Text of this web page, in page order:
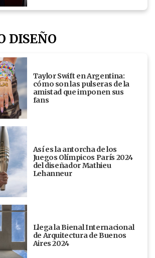
DISEÑO
Taylor Swift en Argentina:
cómo son las pulseras de la
amistad que imponen sus
fans
Así es la antorcha de los
Juegos Olímpicos París 2024
del diseñador Mathieu
Lehanneur
Llega la Bienal Internacional
de Arquitectura de Buenos
Aires 2024